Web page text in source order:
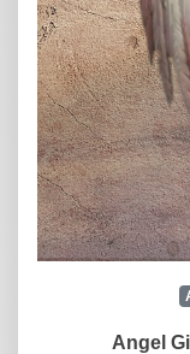
Angel